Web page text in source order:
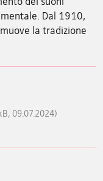
Dal 1910,
la tradizione
09.07.2024)